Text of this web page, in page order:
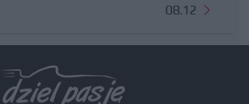
08.12